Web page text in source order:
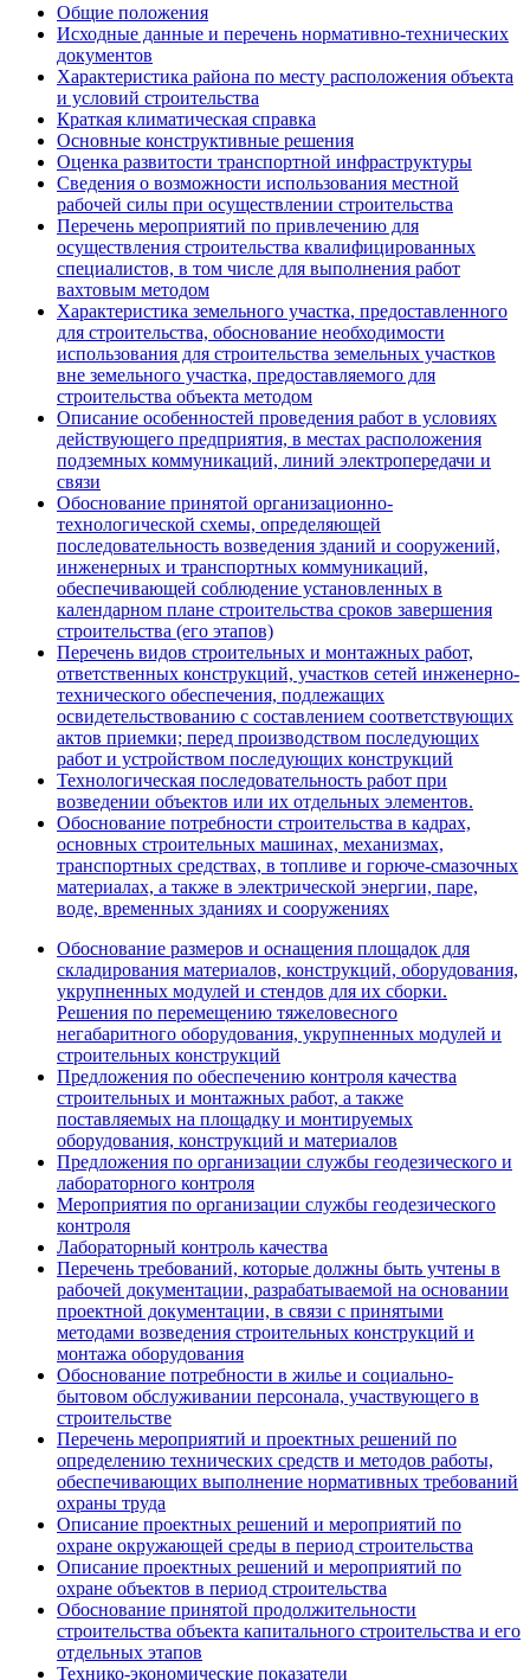
Общие положения
Исходные данные и перечень нормативно-технических
документов
Характеристика района по месту расположения объекта
и условий строительства
Краткая климатическая справка
Основные конструктивные решения
Оценка развитости транспортной инфраструктуры
Сведения о возможности использования местной
рабочей силы при осуществлении строительства
Перечень мероприятий по привлечению для
осуществления строительства квалифицированных
специалистов, в том числе для выполнения работ
вахтовым методом
Характеристика земельного участка, предоставленного
для строительства, обоснование необходимости
использования для строительства земельных участков
вне земельного участка, предоставляемого для
строительства объекта методом
Описание особенностей проведения работ в условиях
действующего предприятия, в местах расположения
подземных коммуникаций, линий электропередачи и
связи
Обоснование принятой организационно-
технологической схемы, определяющей
последовательность возведения зданий и сооружений,
инженерных и транспортных коммуникаций,
обеспечивающей соблюдение установленных в
календарном плане строительства сроков завершения
строительства (его этапов)
Перечень видов строительных и монтажных работ,
ответственных конструкций, участков сетей инженерно-
технического обеспечения, подлежащих
освидетельствованию с составлением соответствующих
актов приемки; перед производством последующих
работ и устройством последующих конструкций
Технологическая последовательность работ при
возведении объектов или их отдельных элементов.
Обоснование потребности строительства в кадрах,
основных строительных машинах, механизмах,
транспортных средствах, в топливе и горюче-смазочных
материалах, а также в электрической энергии, паре,
воде, временных зданиях и сооружениях
Обоснование размеров и оснащения площадок для
складирования материалов, конструкций, оборудования,
укрупненных модулей и стендов для их сборки.
Решения по перемещению тяжеловесного
негабаритного оборудования, укрупненных модулей и
строительных конструкций
Предложения по обеспечению контроля качества
строительных и монтажных работ, а также
поставляемых на площадку и монтируемых
оборудования, конструкций и материалов
Предложения по организации службы геодезического и
лабораторного контроля
Мероприятия по организации службы геодезического
контроля
Лабораторный контроль качества
Перечень требований, которые должны быть учтены в
рабочей документации, разрабатываемой на основании
проектной документации, в связи с принятыми
методами возведения строительных конструкций и
монтажа оборудования
Обоснование потребности в жилье и социально-
бытовом обслуживании персонала, участвующего в
строительстве
Перечень мероприятий и проектных решений по
определению технических средств и методов работы,
обеспечивающих выполнение нормативных требований
охраны труда
Описание проектных решений и мероприятий по
охране окружающей среды в период строительства
Описание проектных решений и мероприятий по
охране объектов в период строительства
Обоснование принятой продолжительности
строительства объекта капитального строительства и его
отдельных этапов
Технико-экономические показатели